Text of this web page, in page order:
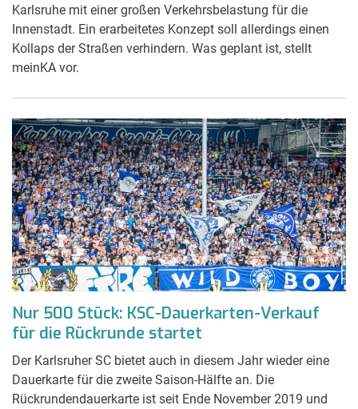
Karlsruhe mit einer großen Verkehrsbelastung für die
Innenstadt. Ein erarbeitetes Konzept soll allerdings einen
Kollaps der Straßen verhindern. Was geplant ist, stellt
meinKA vor.
Nur 500 Stück: KSC-Dauerkarten-Verkauf
für die Rückrunde startet
Der Karlsruher SC bietet auch in diesem Jahr wieder eine
Dauerkarte für die zweite Saison-Hälfte an. Die
Rückrundendauerkarte ist seit Ende November 2019 und